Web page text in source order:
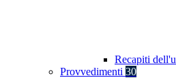
Recapiti
Provvedimenti 30